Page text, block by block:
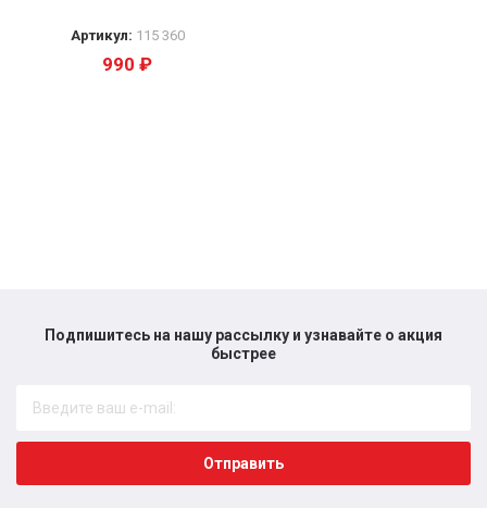
Артикул: 115 360
990 ₽
Подпишитесь на нашу рассылку и узнавайте о акция
быстрее​
Отправить